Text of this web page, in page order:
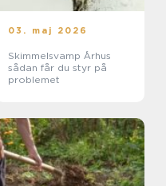
03. maj 2026
Skimmelsvamp Århus
sådan får du styr på
problemet